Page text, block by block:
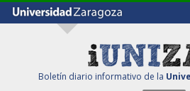
Boletín diario informativo de la